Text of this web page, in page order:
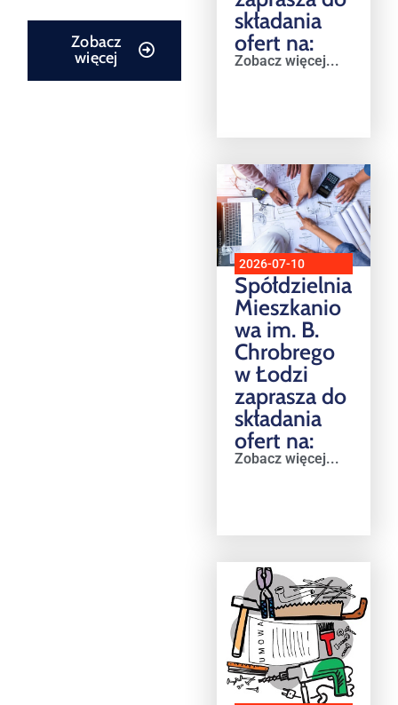
Zobacz
więcej
składania
ofert na:
Zobacz więcej...
2026-07-10
Spółdzielnia
Mieszkanio
wa im. B.
Chrobrego
w Łodzi
zaprasza do
składania
ofert na:
Zobacz więcej...